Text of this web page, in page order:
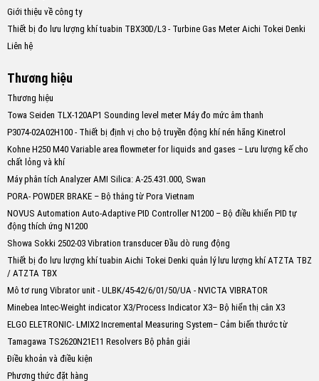
Giới thiệu về công ty
Thiết bị đo lưu lượng khí tuabin TBX30D/L3 - Turbine Gas Meter Aichi Tokei Denki
Liên hệ
Thương hiệu
Thương hiệu
Towa Seiden TLX-120AP1 Sounding level meter Máy đo mức âm thanh
P3074-02A02H100 - Thiết bị định vị cho bộ truyền động khí nén hãng Kinetrol
Kohne H250 M40 Variable area flowmeter for liquids and gases – Lưu lượng kế cho
chất lỏng và khí
Máy phân tích Analyzer AMI Silica: A-25.431.000, Swan
PORA- POWDER BRAKE – Bộ thắng từ Pora Vietnam
NOVUS Automation Auto-Adaptive PID Controller N1200 – Bộ điều khiển PID tự
động thích ứng N1200
Showa Sokki 2502-03 Vibration transducer Đầu dò rung động
Thiết bị đo lưu lượng khí tuabin Aichi Tokei Denki quản lý lưu lượng khí ATZTA TBZ
/ ATZTA TBX
Mô tơ rung Vibrator unit - ULBK/45-42/6/01/50/UA - NVICTA VIBRATOR
Minebea Intec-Weight indicator X3/Process Indicator X3– Bộ hiển thị cân X3
ELGO ELETRONIC- LMIX2 Incremental Measuring System– Cảm biến thước từ
Tamagawa TS2620N21E11 Resolvers Bộ phân giải
Điều khoản và điều kiện
Phương thức đặt hàng